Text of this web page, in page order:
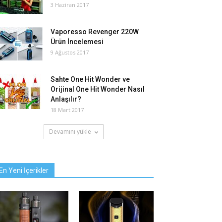
3 Haziran 2017
Vaporesso Revenger 220W
Ürün İncelemesi
9 Ağustos 2017
Sahte One Hit Wonder ve
Orijinal One Hit Wonder Nasıl
Anlaşılır?
18 Mart 2017
Devamını yükle
Yeni İçerikler